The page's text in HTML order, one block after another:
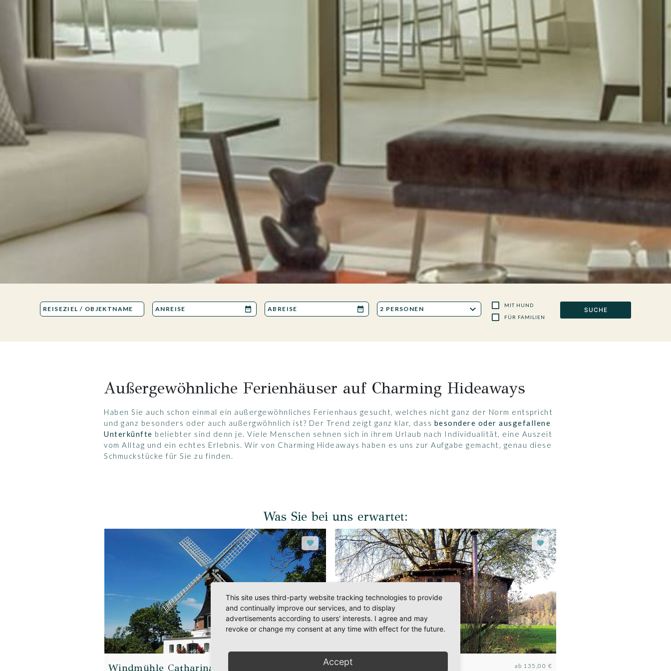
MIT HUND
FÜR FAMILIEN
SUCHE
Außergewöhnliche Ferienhäuser auf Charming Hideaways
Haben Sie auch schon einmal ein außergewöhnliches Ferienhaus gesucht, welches nicht ganz der Norm entspricht
und ganz besonders oder auch außergwöhnlich ist? Der Trend zeigt ganz klar, dass besondere oder ausgefallene
Unterkünfte beliebter sind denn je. Viele Menschen sehnen sich in ihrem Urlaub nach Individualität, eine Auszeit
vom Alltag und ein echtes Erlebnis. Wir von Charming Hideaways haben es uns zur Aufgabe gemacht, genau diese
Schmuckstücke für Sie zu finden.
Was Sie bei uns erwartet:
Windmühle Catharina Baumhaus ab 135,00 €
This site uses third-party website tracking technologies to provide
and continually improve our services, and to display
advertisements according to users' interests. I agree and may
revoke or change my consent at any time with effect for the future.
Accept